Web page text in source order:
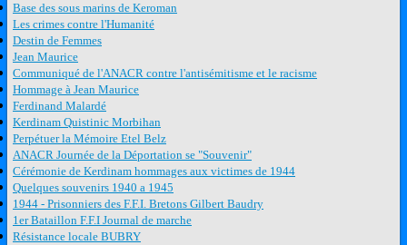
Base des sous marins de Keroman
Les crimes contre l'Humanité
Destin de Femmes
Jean Maurice
Communiqué de l'ANACR contre l'antisémitisme et le racisme
Hommage à Jean Maurice
Ferdinand Malardé
Kerdinam Quistinic Morbihan
Perpétuer la Mémoire Etel Belz
ANACR Journée de la Déportation se "Souvenir"
Cérémonie de Kerdinam hommages aux victimes de 1944
Quelques souvenirs 1940 a 1945
1944 - Prisonniers des F.F.I. Bretons Gilbert Baudry
1er Bataillon F.F.I Journal de marche
Résistance locale BUBRY